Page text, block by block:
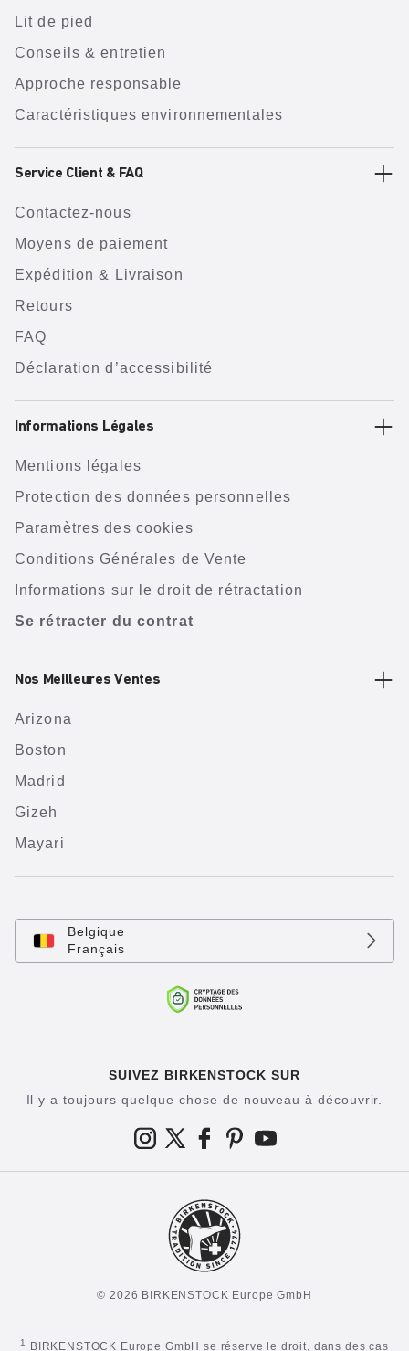
Lit de pied
Conseils & entretien
Approche responsable
Caractéristiques environnementales
Service Client & FAQ
Contactez-nous
Moyens de paiement
Expédition & Livraison
Retours
FAQ
Déclaration d’accessibilité
Informations Légales
Mentions légales
Protection des données personnelles
Paramètres des cookies
Conditions Générales de Vente
Informations sur le droit de rétractation
Se rétracter du contrat
Nos Meilleures Ventes
Arizona
Boston
Madrid
Gizeh
Mayari
Belgique
Français
SUIVEZ BIRKENSTOCK SUR
Il y a toujours quelque chose de nouveau à découvrir.
© 2026 BIRKENSTOCK Europe GmbH
1 BIRKENSTOCK Europe GmbH se réserve le droit, dans des cas